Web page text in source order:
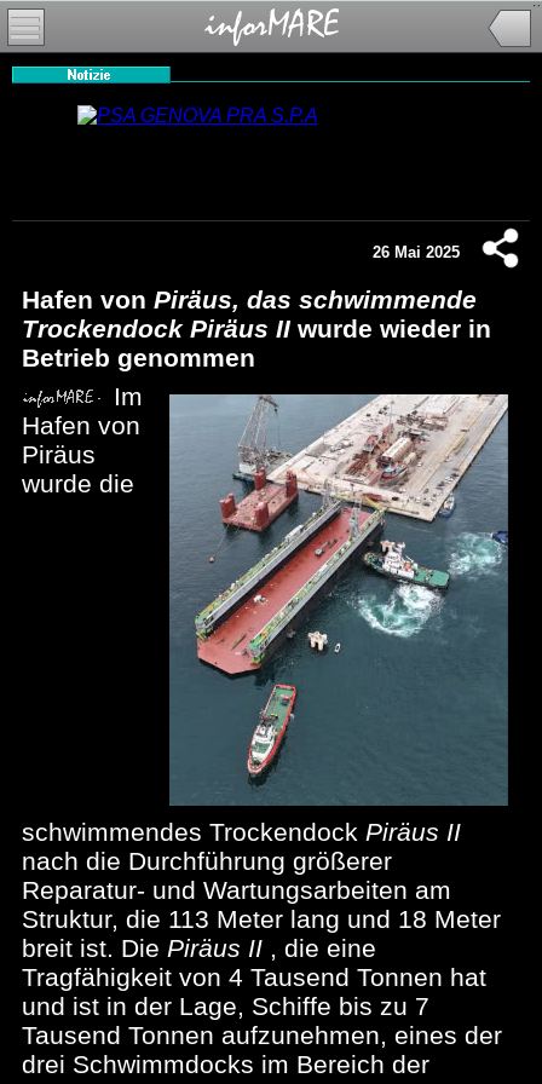
26 Mai 2025
Hafen von Piräus, das schwimmende
Trockendock Piräus II wurde wieder in
Betrieb genommen
Im
Hafen von
Piräus
wurde die
schwimmendes Trockendock Piräus II
nach die Durchführung größerer
Reparatur- und Wartungsarbeiten am
Struktur, die 113 Meter lang und 18 Meter
breit ist. Die Piräus II , die eine
Tragfähigkeit von 4 Tausend Tonnen hat
und ist in der Lage, Schiffe bis zu 7
Tausend Tonnen aufzunehmen, eines der
drei Schwimmdocks im Bereich der